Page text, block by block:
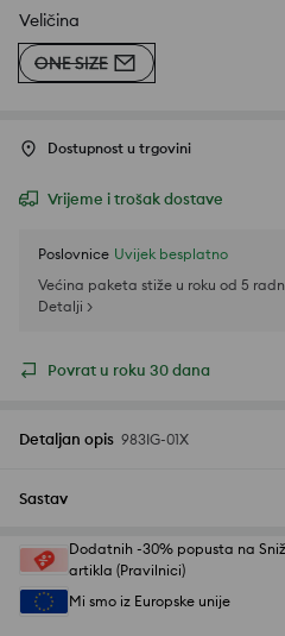
Veličina
ONE SIZE
Dostupnost u trgovini
Vrijeme i trošak dostave
Poslovnice Uvijek besplatno
Većina paketa stiže u roku od 5
Detalji >
Povrat u roku 30 dana
Detaljan opis 983IG-01X
Sastav
Dodatnih -30% popusta na
artikla (Pravilnici)
Mi smo iz Europske unije